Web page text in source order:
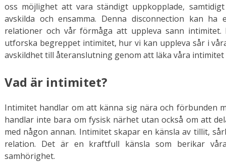
oss möjlighet att vara ständigt uppkopplade,
avskilda och ensamma. Denna disconnection kan
relationer och vår förmåga att uppleva sann
utforska begreppet intimitet, hur vi kan uppleva sår i
avskildhet till återanslutning genom att läka våra intimitet
Vad är intimitet?
Intimitet handlar om att känna sig nära och förbunden
handlar inte bara om fysisk närhet utan också om att
med någon annan. Intimitet skapar en känsla av tillit,
relation. Det är en kraftfull känsla som berikar
samhörighet.